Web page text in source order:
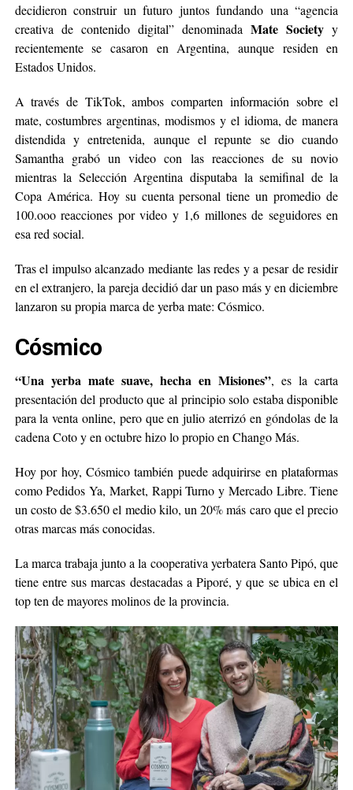
decidieron construir un futuro juntos fundando una “agencia
creativa de contenido digital” denominadaMate Society y
recientemente se casaron en Argentina, aunque residen en
Estados Unidos.
A través de TikTok, ambos comparten información sobre el
mate, costumbres argentinas, modismos y el idioma, de manera
distendida y entretenida, aunque el repunte se dio cuando
Samantha grabó un video con las reacciones de su novio
mientras la Selección Argentina disputaba la semifinal de la
Copa América. Hoy su cuenta personal tiene un promedio de
100.ooo reacciones por video y 1,6 millones de seguidores en
esa red social.
Tras el impulso alcanzado mediante las redes y a pesar de residir
en el extranjero, la pareja decidió dar un paso más y en diciembre
lanzaron su propia marca de yerba mate: Cósmico.
Cósmico
“Una yerba mate suave, hecha en Misiones”, es la carta
presentación del producto que al principio solo estaba disponible
para la venta online, pero que en julio aterrizó en góndolas de la
cadena Coto y en octubre hizo lo propio en Chango Más.
Hoy por hoy, Cósmico también puede adquirirse en plataformas
como Pedidos Ya, Market, Rappi Turno y Mercado Libre. Tiene
un costo de $3.650 el medio kilo, un 20% más caro que el precio
otras marcas más conocidas.
La marca trabaja junto a la cooperativa yerbatera Santo Pipó, que
tiene entre sus marcas destacadas a Piporé, y que se ubica en el
top ten de mayores molinos de la provincia.